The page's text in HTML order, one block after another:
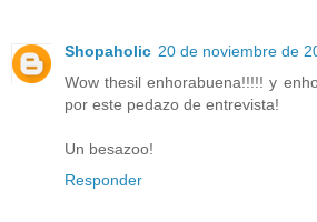
Shopaholic 20 de noviembre de
Wow thesil enhorabuena!!!!! y
por este pedazo de entrevista!
Un besazoo!
Responder